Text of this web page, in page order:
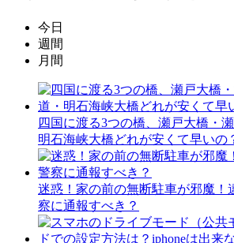
今日
週間
月間
四国に渡る3つの橋、瀬戸大橋・
明石海峡大橋どれが安くて早いの
迷惑！家の前の無断駐車が邪魔！
察に通報すべき？